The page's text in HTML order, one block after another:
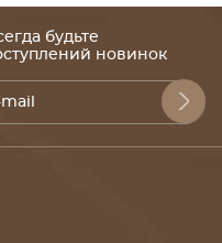
будьте
новинок